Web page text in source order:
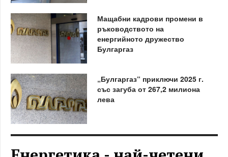
Мащабни кадрови промени в
ръководството на
енергийното дружество
Булгаргаз
„Булгаргаз“ приключи 2025 г.
със загуба от 267,2 милиона
лева